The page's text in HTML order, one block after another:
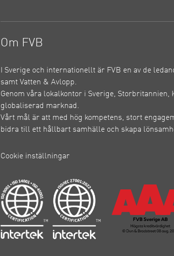
Om FVB
I Sverige och internationellt är FVB en av de
samt Vatten & Avlopp.
Genom våra lokalkontor i Sverige,
globaliserad marknad.
Vårt mål är att med hög kompetens, stort
bidra till ett hållbart samhälle och skapa
Cookie inställningar